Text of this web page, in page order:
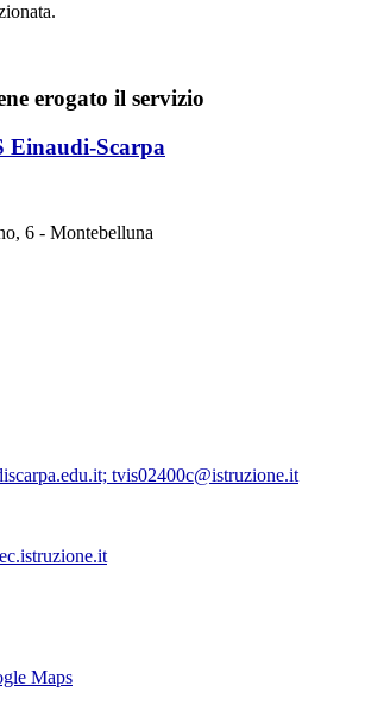
erogato il servizio
Einaudi-Scarpa
6 - Montebelluna
tvis02400c@istruzione.it
Maps